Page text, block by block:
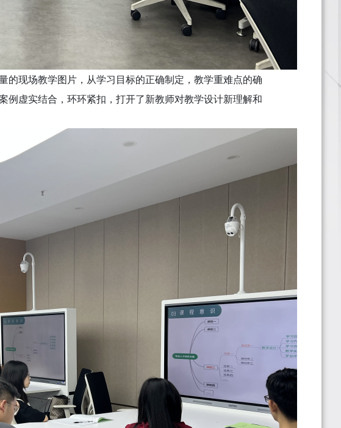
现场教学图片，从学习目标的正确制定，教学重难点的确
虚实结合，环环紧扣，打开了新教师对教学设计新理解和